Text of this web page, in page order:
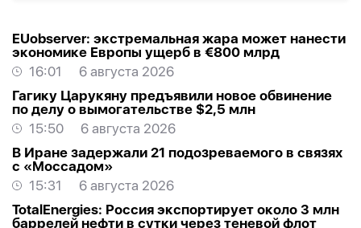
EUobserver: экстремальная жара может нанести
экономике Европы ущерб в €800 млрд
16:01
6 августа 2026
Гагику Царукяну предъявили новое обвинение
по делу о вымогательстве $2,5 млн
15:50
6 августа 2026
В Иране задержали 21 подозреваемого в связях
с «Моссадом»
15:31
6 августа 2026
TotalEnergies: Россия экспортирует около 3 млн
баррелей нефти в сутки через теневой флот